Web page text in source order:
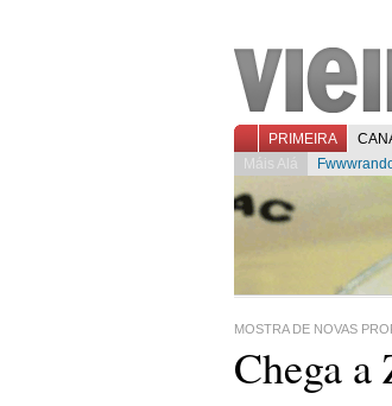
PRIMEIRA
Máis Alá
MOSTRA DE NOVAS
Chega